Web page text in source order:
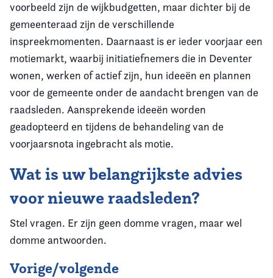
voorbeeld zijn de wijkbudgetten, maar dichter bij de
gemeenteraad zijn de verschillende
inspreekmomenten. Daarnaast is er ieder voorjaar een
motiemarkt, waarbij initiatiefnemers die in Deventer
wonen, werken of actief zijn, hun ideeën en plannen
voor de gemeente onder de aandacht brengen van de
raadsleden. Aansprekende ideeën worden
geadopteerd en tijdens de behandeling van de
voorjaarsnota ingebracht als motie.
Wat is uw belangrijkste advies
voor nieuwe raadsleden?
Stel vragen. Er zijn geen domme vragen, maar wel
domme antwoorden.
Vorige/volgende